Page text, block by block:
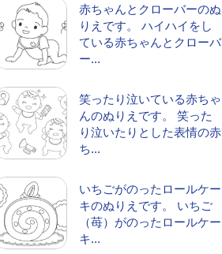
赤ちゃんとクローバーのぬ
りえです。 ハイハイをし
ている赤ちゃんとクローバ
ー...
笑ったり泣いている赤ちゃ
んのぬりえです。 笑った
り泣いたりとした表情の赤
ち...
いちごがのったロールケー
キのぬりえです。 いちご
（苺）がのったロールケー
キ...